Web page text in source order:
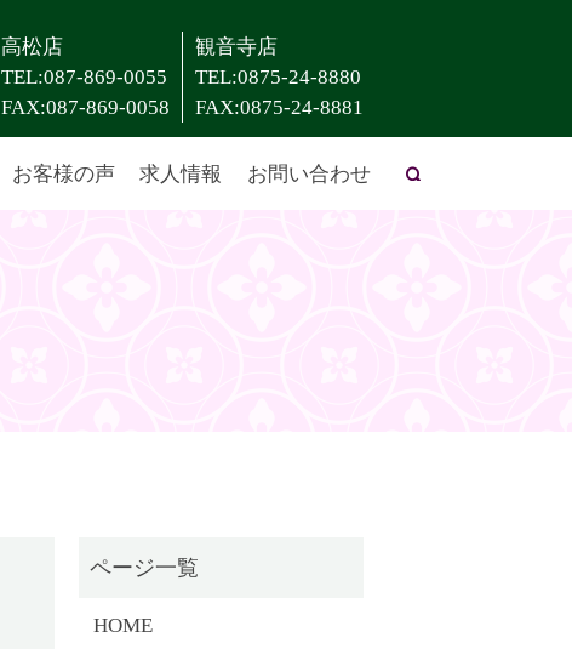
高松店
TEL:087-869-0055
FAX:087-869-0058
観音寺店
TEL:0875-24-8880
FAX:0875-24-8881
お客様の声 求人情報 お問い合わせ
HOME